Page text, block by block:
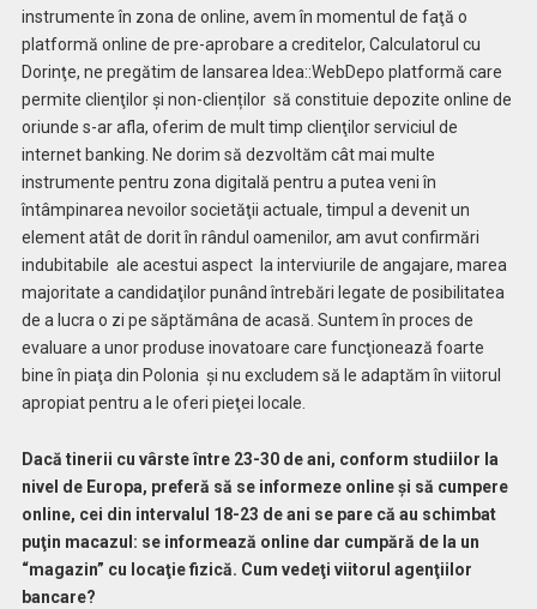
instrumente în zona de online, avem în momentul de faţă o
platformă online de pre-aprobare a creditelor, Calculatorul cu
Dorinţe, ne pregătim de lansarea Idea::WebDepo platformă care
permite clienţilor şi non-clienților să constituie depozite online de
oriunde s-ar afla, oferim de mult timp clienţilor serviciul de
internet banking. Ne dorim să dezvoltăm cât mai multe
instrumente pentru zona digitală pentru a putea veni în
întâmpinarea nevoilor societăţii actuale, timpul a devenit un
element atât de dorit în rândul oamenilor, am avut confirmări
indubitabile ale acestui aspect la interviurile de angajare, marea
majoritate a candidaţilor punând întrebări legate de posibilitatea
de a lucra o zi pe săptămâna de acasă. Suntem în proces de
evaluare a unor produse inovatoare care funcţionează foarte
bine în piaţa din Polonia şi nu excludem să le adaptăm în viitorul
apropiat pentru a le oferi pieţei locale.
Dacă tinerii cu vârste între 23-30 de ani, conform studiilor la
nivel de Europa, preferă să se informeze online şi să cumpere
online, cei din intervalul 18-23 de ani se pare că au schimbat
puţin macazul: se informează online dar cumpără de la un
“magazin” cu locaţie fizică. Cum vedeţi viitorul agenţiilor
bancare?